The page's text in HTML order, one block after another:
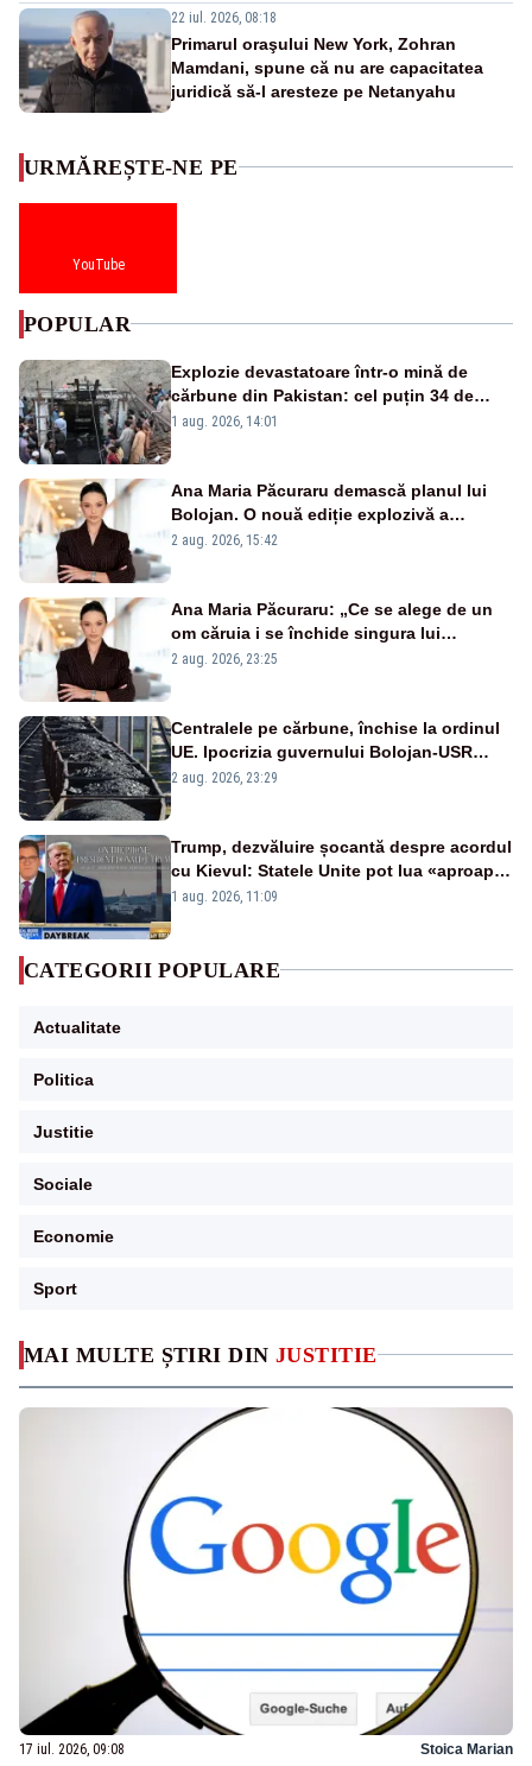
22 iul. 2026, 08:18
Primarul oraşului New York, Zohran
Mamdani, spune că nu are capacitatea
juridică să-l aresteze pe Netanyahu
MAI MULTE ȘTIRI DIN JUSTITIE
17 iul. 2026, 09:08 Stoica Marian
URMĂREȘTE-NE PE
YouTube
POPULAR
Explozie devastatoare într-o mină de
cărbune din Pakistan: cel puțin 34 de
morți - VIDEO
1 aug. 2026, 14:01
Ana Maria Păcuraru demască planul lui
Bolojan. O nouă ediție explozivă a
emisiunii „Miza Zilei” la Realitatea PLUS
2 aug. 2026, 15:42
Ana Maria Păcuraru: „Ce se alege de un
om căruia i se închide singura lui
portiță?”
2 aug. 2026, 23:25
Centralele pe cărbune, închise la ordinul
UE. Ipocrizia guvernului Bolojan-USR
după starea de alertă
2 aug. 2026, 23:29
Trump, dezvăluire șocantă despre acordul
cu Kievul: Statele Unite pot lua «aproape
tot ce vor» din minele Ucrainei”
1 aug. 2026, 11:09
CATEGORII POPULARE
Actualitate
Politica
Justitie
Sociale
Economie
Sport